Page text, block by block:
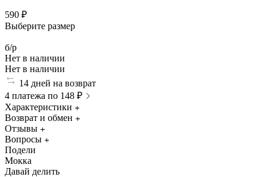
590 ₽
Выберите размер
б/р
Нет в наличии
Нет в наличии
14 дней на возврат
4 платежа по 148 ₽
Характеристики
Возврат и обмен
Отзывы
Вопросы
Подели
Мокка
Давай делить